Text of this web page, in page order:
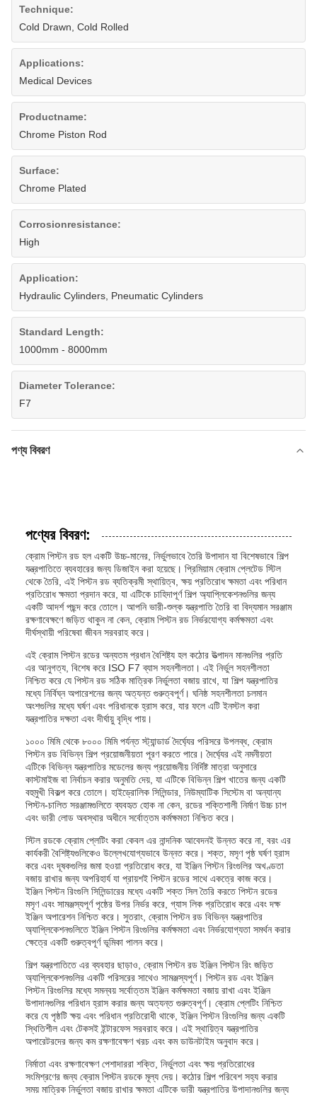
Technique:
Cold Drawn, Cold Rolled
Applications:
Medical Devices
Productname:
Chrome Piston Rod
Surface:
Chrome Plated
Corrosionresistance:
High
Application:
Hydraulic Cylinders, Pneumatic Cylinders
Standard Length:
1000mm - 8000mm
Diameter Tolerance:
F7
পণ্য বিবরণ
পণ্যের বিবরণ:
ক্রোম পিস্টন রড হল একটি উচ্চ-মানের, নির্ভুলভাবে তৈরি উপাদান যা বিশেষভাবে শিল্প
যন্ত্রপাতিতে ব্যবহারের জন্য ডিজাইন করা হয়েছে। প্রিমিয়াম ক্রোম প্লেটেড স্টিল
থেকে তৈরি, এই পিস্টন রড ব্যতিক্রমী স্থায়িত্ব, ক্ষয় প্রতিরোধ ক্ষমতা এবং পরিধান
প্রতিরোধ ক্ষমতা প্রদান করে, যা এটিকে চাহিদাপূর্ণ শিল্প অ্যাপ্লিকেশনগুলির জন্য
একটি আদর্শ পছন্দ করে তোলে। আপনি ভারী-শুল্ক যন্ত্রপাতি তৈরি বা বিদ্যমান সরঞ্জাম
রক্ষণাবেক্ষণে জড়িত থাকুন না কেন, ক্রোম পিস্টন রড নির্ভরযোগ্য কর্মক্ষমতা এবং
দীর্ঘস্থায়ী পরিষেবা জীবন সরবরাহ করে।
এই ক্রোম পিস্টন রডের অন্যতম প্রধান বৈশিষ্ট্য হল কঠোর উত্পাদন মানগুলির প্রতি
এর আনুগত্য, বিশেষ করে ISO F7 ব্যাস সহনশীলতা। এই নির্ভুল সহনশীলতা
নিশ্চিত করে যে পিস্টন রড সঠিক মাত্রিক নির্ভুলতা বজায় রাখে, যা শিল্প যন্ত্রপাতির
মধ্যে নির্বিঘ্ন অপারেশনের জন্য অত্যন্ত গুরুত্বপূর্ণ। ঘনিষ্ঠ সহনশীলতা চলমান
অংশগুলির মধ্যে ঘর্ষণ এবং পরিধানকে হ্রাস করে, যার ফলে এটি ইনস্টল করা
যন্ত্রপাতির দক্ষতা এবং দীর্ঘায়ু বৃদ্ধি পায়।
১০০০ মিমি থেকে ৮০০০ মিমি পর্যন্ত স্ট্যান্ডার্ড দৈর্ঘ্যের পরিসরে উপলব্ধ, ক্রোম
পিস্টন রড বিভিন্ন শিল্প প্রয়োজনীয়তা পূরণ করতে পারে। দৈর্ঘ্যের এই নমনীয়তা
এটিকে বিভিন্ন যন্ত্রপাতির মডেলের জন্য প্রয়োজনীয় নির্দিষ্ট মাত্রা অনুসারে
কাস্টমাইজ বা নির্বাচন করার অনুমতি দেয়, যা এটিকে বিভিন্ন শিল্প খাতের জন্য একটি
বহুমুখী বিকল্প করে তোলে। হাইড্রোলিক সিলিন্ডার, নিউম্যাটিক সিস্টেম বা অন্যান্য
পিস্টন-চালিত সরঞ্জামগুলিতে ব্যবহৃত হোক না কেন, রডের শক্তিশালী নির্মাণ উচ্চ চাপ
এবং ভারী লোড অবস্থার অধীনে সর্বোত্তম কর্মক্ষমতা নিশ্চিত করে।
স্টিল রডকে ক্রোম প্লেটিং করা কেবল এর নান্দনিক আবেদনই উন্নত করে না, বরং এর
কার্যকরী বৈশিষ্ট্যগুলিকেও উল্লেখযোগ্যভাবে উন্নত করে। শক্ত, মসৃণ পৃষ্ঠ ঘর্ষণ হ্রাস
করে এবং দূষকগুলির জমা হওয়া প্রতিরোধ করে, যা ইঞ্জিন পিস্টন রিংগুলির অখণ্ডতা
বজায় রাখার জন্য অপরিহার্য যা প্রায়শই পিস্টন রডের সাথে একত্রে কাজ করে।
ইঞ্জিন পিস্টন রিংগুলি সিলিন্ডারের মধ্যে একটি শক্ত সিল তৈরি করতে পিস্টন রডের
মসৃণ এবং সামঞ্জস্যপূর্ণ পৃষ্ঠের উপর নির্ভর করে, গ্যাস লিক প্রতিরোধ করে এবং দক্ষ
ইঞ্জিন অপারেশন নিশ্চিত করে। সুতরাং, ক্রোম পিস্টন রড বিভিন্ন যন্ত্রপাতির
অ্যাপ্লিকেশনগুলিতে ইঞ্জিন পিস্টন রিংগুলির কর্মক্ষমতা এবং নির্ভরযোগ্যতা সমর্থন করার
ক্ষেত্রে একটি গুরুত্বপূর্ণ ভূমিকা পালন করে।
শিল্প যন্ত্রপাতিতে এর ব্যবহার ছাড়াও, ক্রোম পিস্টন রড ইঞ্জিন পিস্টন রিং জড়িত
অ্যাপ্লিকেশনগুলির একটি পরিসরের সাথেও সামঞ্জস্যপূর্ণ। পিস্টন রড এবং ইঞ্জিন
পিস্টন রিংগুলির মধ্যে সমন্বয় সর্বোত্তম ইঞ্জিন কর্মক্ষমতা বজায় রাখা এবং ইঞ্জিন
উপাদানগুলির পরিধান হ্রাস করার জন্য অত্যন্ত গুরুত্বপূর্ণ। ক্রোম প্লেটিং নিশ্চিত
করে যে পৃষ্ঠটি ক্ষয় এবং পরিধান প্রতিরোধী থাকে, ইঞ্জিন পিস্টন রিংগুলির জন্য একটি
স্থিতিশীল এবং টেকসই ইন্টারফেস সরবরাহ করে। এই স্থায়িত্ব যন্ত্রপাতির
অপারেটরদের জন্য কম রক্ষণাবেক্ষণ খরচ এবং কম ডাউনটাইম অনুবাদ করে।
নির্মাতা এবং রক্ষণাবেক্ষণ পেশাদাররা শক্তি, নির্ভুলতা এবং ক্ষয় প্রতিরোধের
সংমিশ্রণের জন্য ক্রোম পিস্টন রডকে মূল্য দেয়। কঠোর শিল্প পরিবেশ সহ্য করার
সময় মাত্রিক নির্ভুলতা বজায় রাখার ক্ষমতা এটিকে ভারী যন্ত্রপাতির উপাদানগুলির জন্য